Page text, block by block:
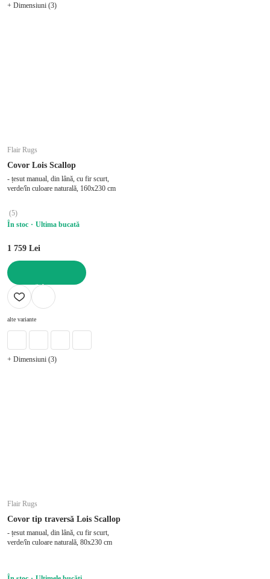
+ Dimensiuni (3)
Flair Rugs
Covor Lois Scallop
- țesut manual, din lână, cu fir scurt,
verde/în culoare naturală, 160x230 cm
(5)
În stoc
Ultima bucată
1 759 Lei
ADAUGĂ ÎN COȘ
alte variante
+ Dimensiuni (3)
Flair Rugs
Covor tip traversă Lois Scallop
- țesut manual, din lână, cu fir scurt,
verde/în culoare naturală, 80x230 cm